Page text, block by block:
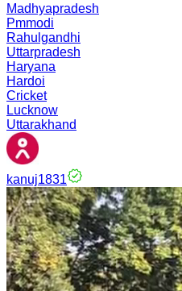
Madhyapradesh
Pmmodi
Rahulgandhi
Uttarpradesh
Haryana
Hardoi
Cricket
Lucknow
Uttarakhand
kanuj1831